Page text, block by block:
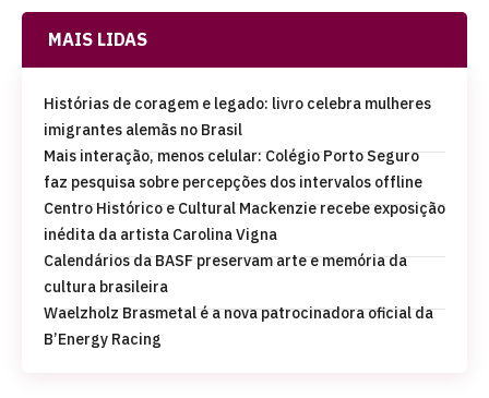
MAIS LIDAS
Histórias de coragem e legado: livro celebra mulheres
imigrantes alemãs no Brasil
Mais interação, menos celular: Colégio Porto Seguro
faz pesquisa sobre percepções dos intervalos offline
Centro Histórico e Cultural Mackenzie recebe exposição
inédita da artista Carolina Vigna
Calendários da BASF preservam arte e memória da
cultura brasileira
Waelzholz Brasmetal é a nova patrocinadora oficial da
B’Energy Racing